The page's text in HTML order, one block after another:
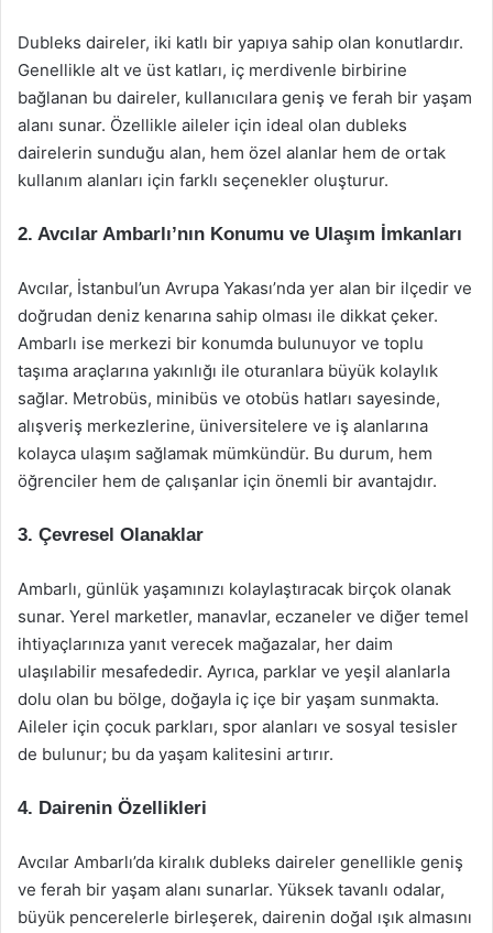
Dubleks daireler, iki katlı bir yapıya sahip olan konutlardır.
Genellikle alt ve üst katları, iç merdivenle birbirine
bağlanan bu daireler, kullanıcılara geniş ve ferah bir yaşam
alanı sunar. Özellikle aileler için ideal olan dubleks
dairelerin sunduğu alan, hem özel alanlar hem de ortak
kullanım alanları için farklı seçenekler oluşturur.
2. Avcılar Ambarlı’nın Konumu ve Ulaşım İmkanları
Avcılar, İstanbul’un Avrupa Yakası’nda yer alan bir ilçedir ve
doğrudan deniz kenarına sahip olması ile dikkat çeker.
Ambarlı ise merkezi bir konumda bulunuyor ve toplu
taşıma araçlarına yakınlığı ile oturanlara büyük kolaylık
sağlar. Metrobüs, minibüs ve otobüs hatları sayesinde,
alışveriş merkezlerine, üniversitelere ve iş alanlarına
kolayca ulaşım sağlamak mümkündür. Bu durum, hem
öğrenciler hem de çalışanlar için önemli bir avantajdır.
3. Çevresel Olanaklar
Ambarlı, günlük yaşamınızı kolaylaştıracak birçok olanak
sunar. Yerel marketler, manavlar, eczaneler ve diğer temel
ihtiyaçlarınıza yanıt verecek mağazalar, her daim
ulaşılabilir mesafededir. Ayrıca, parklar ve yeşil alanlarla
dolu olan bu bölge, doğayla iç içe bir yaşam sunmakta.
Aileler için çocuk parkları, spor alanları ve sosyal tesisler
de bulunur; bu da yaşam kalitesini artırır.
4. Dairenin Özellikleri
Avcılar Ambarlı’da kiralık dubleks daireler genellikle geniş
ve ferah bir yaşam alanı sunarlar. Yüksek tavanlı odalar,
büyük pencerelerle birleşerek, dairenin doğal ışık almasını